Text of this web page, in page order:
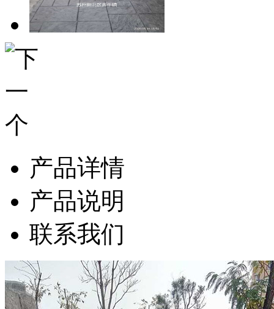
产品详情
产品说明
联系我们